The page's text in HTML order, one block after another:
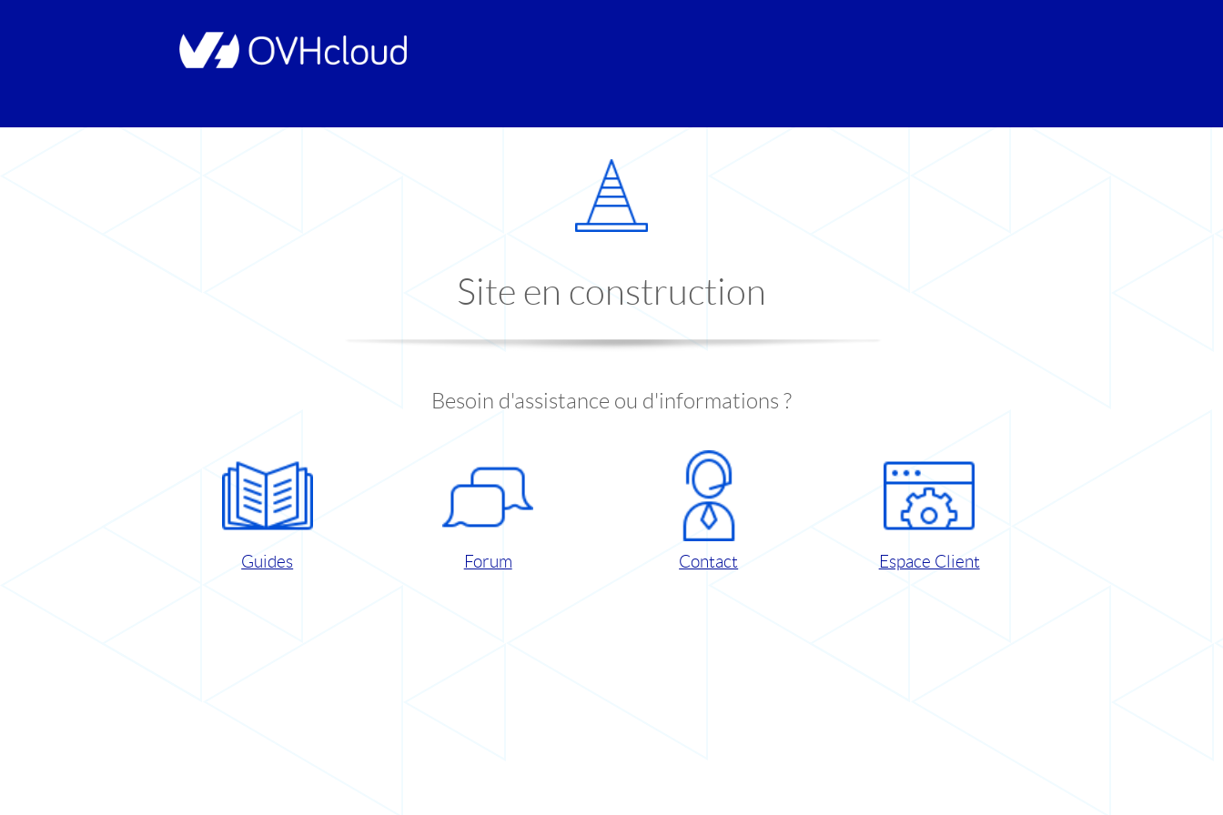
Site en construction
Besoin d'assistance ou d'informations ?
Guides Forum Contact Espace Client